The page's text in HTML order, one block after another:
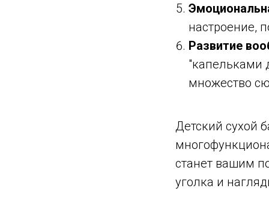
настроение,
Развитие
"капельками
множество
Детский сухой
станет вашим
уголка и